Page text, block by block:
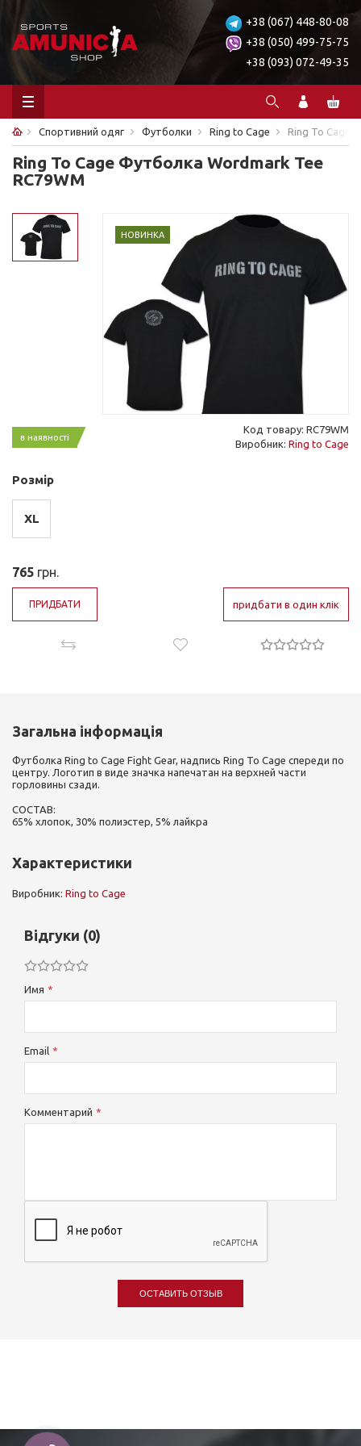
+38 (067) 448-80-08
+38 (050) 499-75-75
+38 (093) 072-49-35
Спортивний одяг Футболки Ring to Cage Ring To Cage
Ring To Cage Футболка Wordmark Tee
RC79WM
НОВИНКА
в наявності
Код товару: RC79WM
Виробник: Ring to Cage
Розмір
XL
765 грн.
ПРИДБАТИ придбати в один клік
Загальна інформація
Футболка Ring to Cage Fight Gear, надпись Ring To Cage спереди по
центру. Логотип в виде значка напечатан на верхней части
горловины сзади.
СОСТАВ:
65% хлопок, 30% полиэстер, 5% лайкра
Характеристики
Виробник: Ring to Cage
Відгуки (0)
Имя
Email
Комментарий
ОСТАВИТЬ ОТЗЫВ